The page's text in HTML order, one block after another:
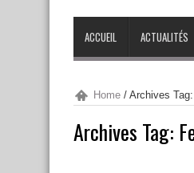
ACCUEIL ACTUALITÉS
Home / Archives
Archives Tag: